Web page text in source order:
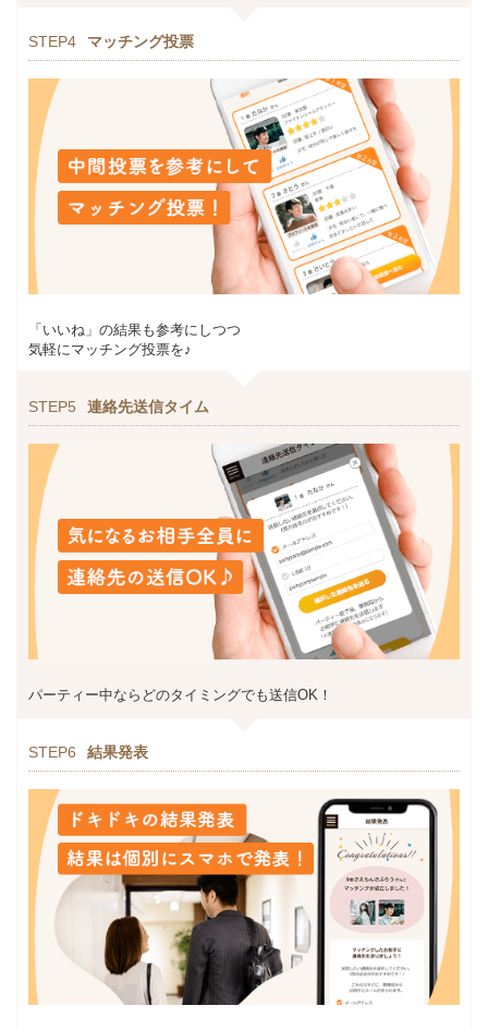
STEP4 マッチング投票
「いいね」の結果も参考にしつつ
気軽にマッチング投票を♪
STEP5 連絡先送信タイム
パーティー中ならどのタイミングでも送信OK！
STEP6 結果発表